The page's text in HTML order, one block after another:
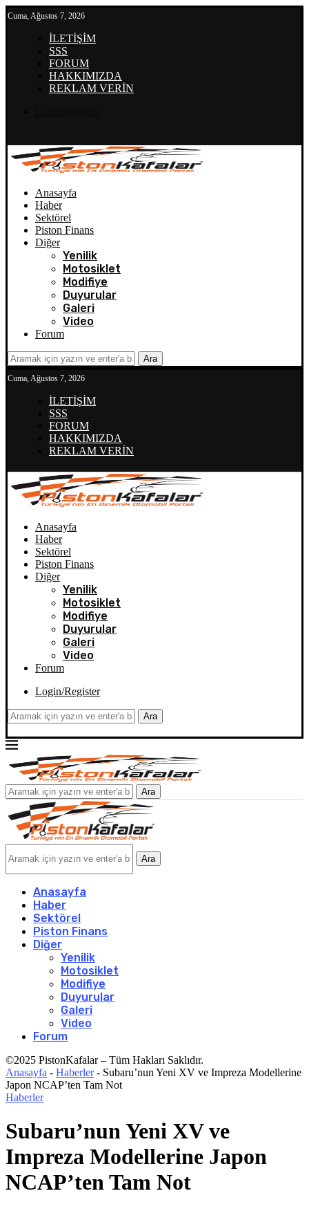
Cuma, Ağustos 7, 2026
İLETİŞİM
SSS
FORUM
HAKKIMIZDA
REKLAM VERİN
Anasayfa
Haber
Sektörel
Piston Finans
Diğer
Yenilik
Motosiklet
Modifiye
Duyurular
Galeri
Video
Forum
Ara
Cuma, Ağustos 7, 2026
İLETİŞİM
SSS
FORUM
HAKKIMIZDA
REKLAM VERİN
Anasayfa
Haber
Sektörel
Piston Finans
Diğer
Yenilik
Motosiklet
Modifiye
Duyurular
Galeri
Video
Forum
Login/Register
Ara
Ara
Ara
Anasayfa
Haber
Sektörel
Piston Finans
Diğer
Yenilik
Motosiklet
Modifiye
Duyurular
Galeri
Video
Forum
©2025 PistonKafalar – Tüm Hakları Saklıdır.
Anasayfa - Haberler- Subaru’nun Yeni XV ve Impreza Modellerine
Japon NCAP’ten Tam Not
Haberler
Subaru’nun Yeni XV ve
Impreza Modellerine Japon
NCAP’ten Tam Not